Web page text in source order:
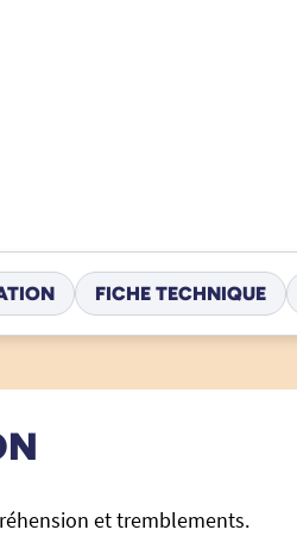
FICHE TECHNIQUE
et tremblements.